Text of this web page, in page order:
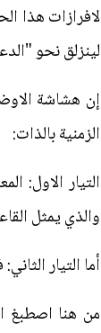
لافرازات هذا
لينزلق نحو
إن هشاشة
الزمنية بالذات:
التيار الاول:
والذي يمثل
أما التيار
من هنا اصطبغ